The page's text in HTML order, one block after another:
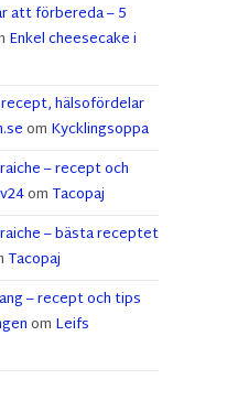
att förbereda – 5
Enkel cheesecake i
hälsofördelar
om Kycklingsoppa
– recept och
omTacopaj
– bästa receptet
Tacopaj
– recept och tips
om Leifs